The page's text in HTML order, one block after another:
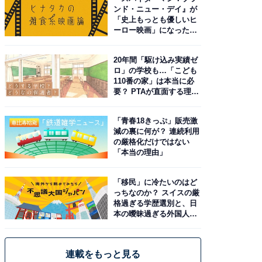
ンド・ニュー・デイ』が
「史上もっとも優しいヒ
ーロー映画」になった理
20年間「駆け込み実績ゼ
ロ」の学校も…「こども
110番の家」は本当に必
要？ PTAが直面する理想
「青春18きっぷ」販売激
減の裏に何が？ 連続利用
の厳格化だけではない
「本当の理由」
「移民」に冷たいのはど
っちなのか？ スイスの厳
格過ぎる学歴選別と、日
本の曖昧過ぎる外国人政
連載をもっと見る